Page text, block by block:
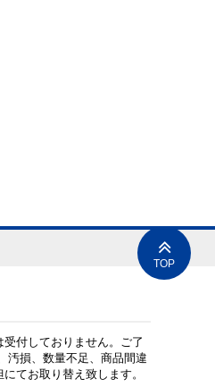
TOP
付しておりません。ご了
汚損、数量不足、商品間違
てお取り替え致します。